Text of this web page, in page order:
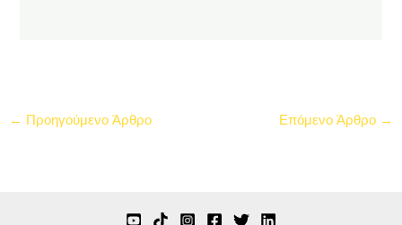
← Προηγούμενο Άρθρο Επόμενο Άρθρο →